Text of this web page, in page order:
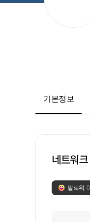
기본정보
네트워크
팔로워 0